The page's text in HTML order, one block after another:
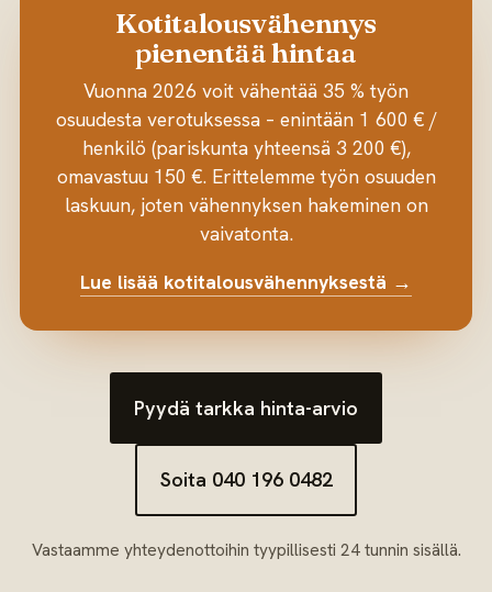
Kotitalousvähennys
pienentää hintaa
Vuonna 2026 voit vähentää 35 % työn
osuudesta verotuksessa – enintään 1 600 € /
henkilö (pariskunta yhteensä 3 200 €),
omavastuu 150 €. Erittelemme työn osuuden
laskuun, joten vähennyksen hakeminen on
vaivatonta.
Lue lisää kotitalousvähennyksestä →
Pyydä tarkka hinta-arvio
Soita 040 196 0482
Vastaamme yhteydenottoihin tyypillisesti 24 tunnin sisällä.